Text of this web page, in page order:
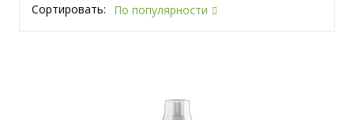
Сортировать: По популярности